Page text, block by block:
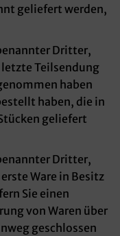
geliefert werden,
Dritter,
Teilsendung
haben
haben, die in
geliefert
Dritter,
Ware in Besitz
Sie einen
von Waren über
geschlossen